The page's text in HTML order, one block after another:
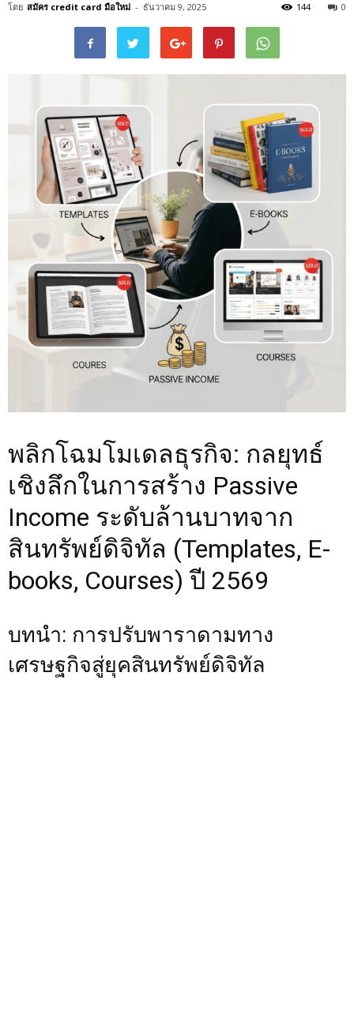
โดย สมัคร credit card มือใหม่ - ธันวาคม 9, 2025 0
144
พลิกโฉมโมเดลธุรกิจ: กลยุทธ์
เชิงลึกในการสร้าง Passive
Income ระดับล้านบาทจาก
สินทรัพย์ดิจิทัล (Templates, E-
books, Courses) ปี 2569
บทนำ: การปรับพาราดามทาง
เศรษฐกิจสู่ยุคสินทรัพย์ดิจิทัล